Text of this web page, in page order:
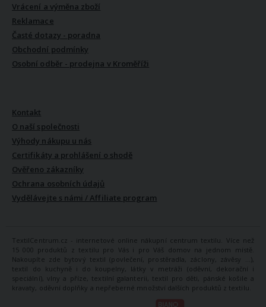
Vrácení a výměna zboží
Reklamace
Časté dotazy - poradna
Obchodní podmínky
Osobní odběr - prodejna v Kroměříži
Kontakt
O naší společnosti
Výhody nákupu u nás
Certifikáty a prohlášení o shodě
Ověřeno zákazníky
Ochrana osobních údajů
Vydělávejte s námi / Affiliate program
TextilCentrum.cz - internetové online nákupní centrum textilu. Více než
15 000 produktů z textilu pro Vás i pro Váš domov na jednom místě.
Nakoupíte zde bytový textil (povlečení, prostěradla, záclony, závěsy ...),
textil do kuchyně i do koupelny, látky v metráži (oděvní, dekorační i
speciální), vlny a příze, textilní galanterii, textil pro děti, pánské košile a
kravaty, oděvní doplňky a nepřeberné množství dalších produktů z textilu.